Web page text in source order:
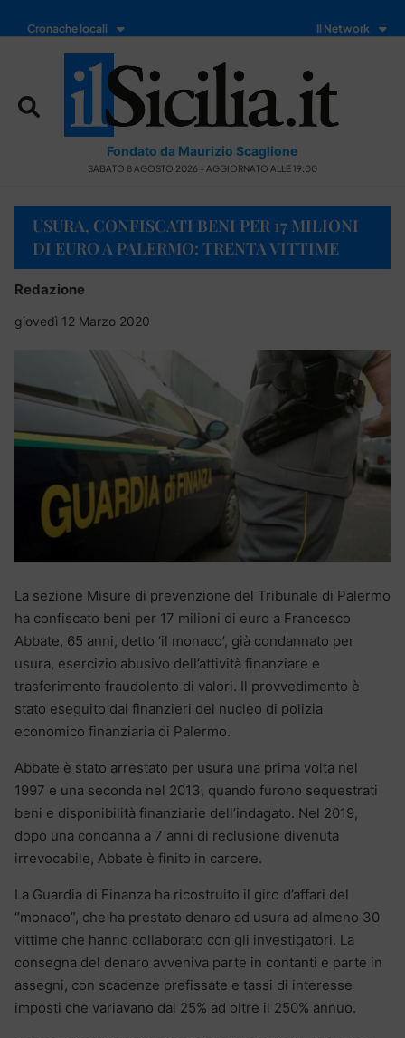
Cronache locali Il Network
Fondato da Maurizio Scaglione
SABATO 8 AGOSTO 2026 - AGGIORNATO ALLE 19:00
USURA, CONFISCATI BENI PER 17 MILIONI
DI EURO A PALERMO: TRENTA VITTIME
Redazione
giovedì 12 Marzo 2020
La sezione Misure di prevenzione del Tribunale di Palermo
ha confiscato beni per 17 milioni di euro a Francesco
Abbate, 65 anni, detto ‘il monaco’, già condannato per
usura, esercizio abusivo dell’attività finanziare e
trasferimento fraudolento di valori. Il provvedimento è
stato eseguito dai finanzieri del nucleo di polizia
economico finanziaria di Palermo.
Abbate è stato arrestato per usura una prima volta nel
1997 e una seconda nel 2013, quando furono sequestrati
beni e disponibilità finanziarie dell’indagato. Nel 2019,
dopo una condanna a 7 anni di reclusione divenuta
irrevocabile, Abbate è finito in carcere.
La Guardia di Finanza ha ricostruito il giro d’affari del
“monaco”, che ha prestato denaro ad usura ad almeno 30
vittime che hanno collaborato con gli investigatori. La
consegna del denaro avveniva parte in contanti e parte in
assegni, con scadenze prefissate e tassi di interesse
imposti che variavano dal 25% ad oltre il 250% annuo.